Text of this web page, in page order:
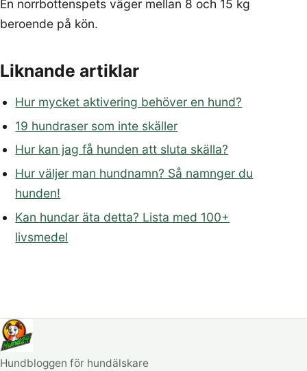
En norrbottenspets väger mellan 8 och 15 kg
beroende på kön.
Liknande artiklar
Hur mycket aktivering behöver en hund?
19 hundraser som inte skäller
Hur kan jag få hunden att sluta skälla?
Hur väljer man hundnamn? Så namnger du
hunden!
Kan hundar äta detta? Lista med 100+
livsmedel
Hundbloggen för hundälskare